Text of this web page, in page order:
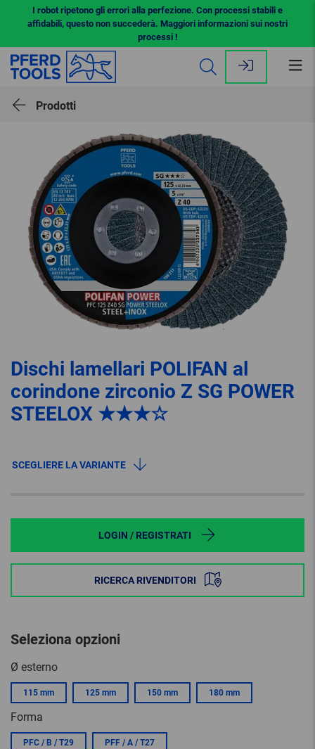
I robot ripetono gli errori alla perfezione. Con processi stabili e
affidabili, questo non succederà. Maggiori informazioni sui nostri
processi !
Prodotti
Dischi lamellari POLIFAN al
corindone zirconio Z SG POWER
STEELOX ★★★☆
SCEGLIERE LA VARIANTE
LOGIN / REGISTRATI
RICERCA RIVENDITORI
Seleziona opzioni
Ø esterno
115 mm 125 mm 150 mm 180 mm
Forma
PFC / B / T29 PFF / A / T27